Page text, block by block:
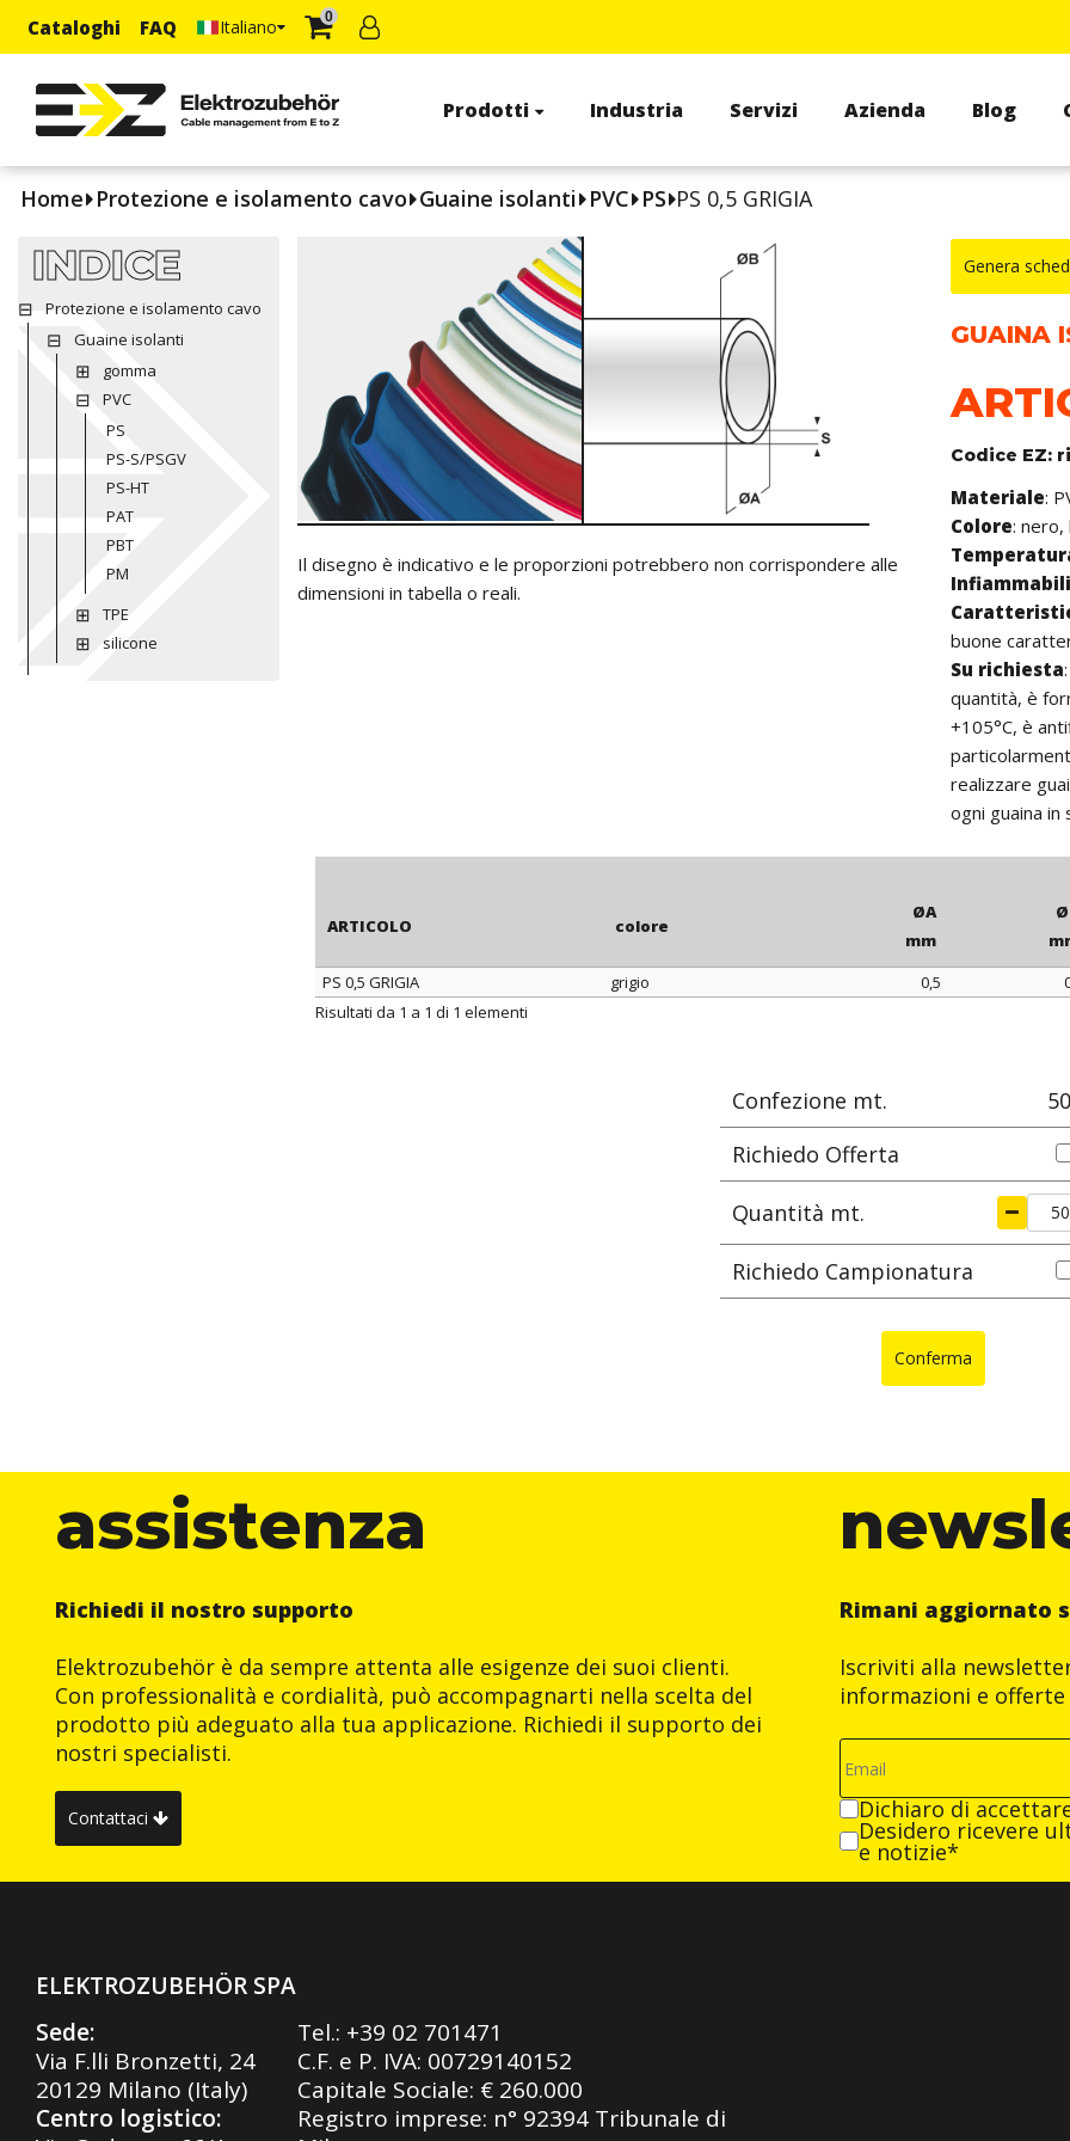
Cataloghi FAQ Italiano 0
Prodotti Industria Servizi Azienda Blog
Home Protezione e isolamento cavo Guaine isolanti PVC PS PS 0,5 GRIGIA
INDICE
Protezione e isolamento cavo
Guaine isolanti
gomma
PVC
PS
PS-S/PSGV
PS-HT
PAT
PBT
PM
TPE
silicone
Il disegno è indicativo e le proporzioni potrebbero non corrispondere alle
dimensioni in tabella o reali.
Genera
GUAINA
Codice EZ:
Materiale:
Colore:
buone
Su richiesta
quantità, è
+105°C, è
realizzare
ogni guaina in
ARTICOLO colore
ØA
mm
ARTICOLO
PS 0,5 GRIGIA grigio 0,5
Risultati da 1 a 1 di 1 elementi
Confezione mt.
Richiedo Offerta
Quantità mt.
Richiedo Campionatura
Conferma
assistenza
Richiedi il nostro supporto
Elektrozubehör è da sempre attenta alle esigenze dei suoi clienti.
Con professionalità e cordialità, può accompagnarti nella scelta del
prodotto più adeguato alla tua applicazione. Richiedi il supporto dei
nostri specialisti.
Contattaci
Rimani aggiornato
Iscriviti alla
informazioni e
Dichiaro di
Desidero ricevere
e notizie*
ELEKTROZUBEHÖR SPA
Sede:
Via F.lli Bronzetti, 24
20129 Milano (Italy)
Centro logistico:
Tel.: +39 02 701471
C.F. e P. IVA: 00729140152
Capitale Sociale: € 260.000
Registro imprese: n° 92394 Tribunale di